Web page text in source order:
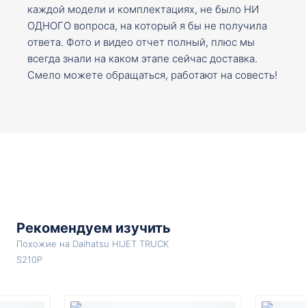
каждой модели и комплектациях, не было НИ
ОДНОГО вопроса, на который я бы не получила
ответа. Фото и видео отчет полный, плюс мы
всегда знали на каком этапе сейчас доставка.
Смело можете обращаться, работают на совесть!
Рекомендуем изучить
Похожие на Daihatsu HIJET TRUCK
S210P